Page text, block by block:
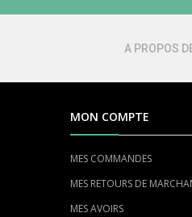
A PROPOS
MON COMPTE
MES COMMANDES
MES RETOURS DE
MES AVOIRS